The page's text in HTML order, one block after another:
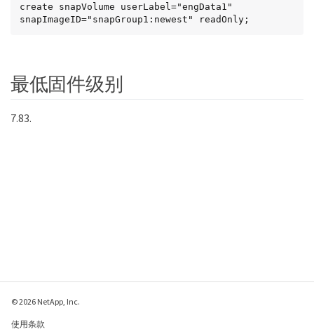
create snapVolume userLabel="engData1"
snapImageID="snapGroup1:newest" readOnly;
最低固件级别
7.83.
© 2026 NetApp, Inc.
使用条款